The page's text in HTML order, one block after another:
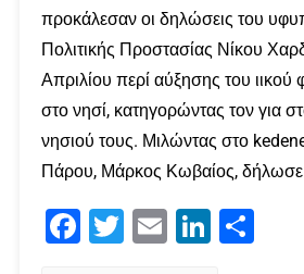
προκάλεσαν οι δηλώσεις του
Πολιτικής Προστασίας Νίκου
Απριλίου περί αύξησης του ιικού
στο νησί, κατηγορώντας τον για
νησιού τους. Μιλώντας στο
Πάρου, Μάρκος Κωβαίος, δήλωσε
Facebook
Twitter Email LinkedIn